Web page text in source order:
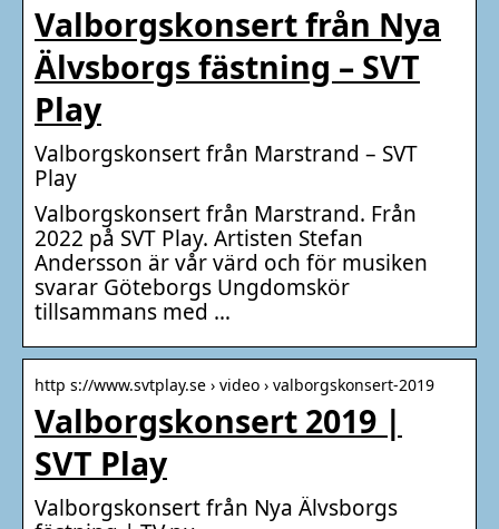
Valborgskonsert från Nya
Älvsborgs fästning – SVT
Play
Valborgskonsert från Marstrand – SVT
Play
Valborgskonsert från Marstrand. Från
2022 på SVT Play. Artisten Stefan
Andersson är vår värd och för musiken
svarar Göteborgs Ungdomskör
tillsammans med …
http s://www.svtplay.se › video › valborgskonsert-2019
Valborgskonsert 2019 |
SVT Play
Valborgskonsert från Nya Älvsborgs